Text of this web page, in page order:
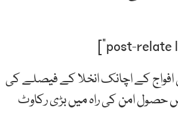
افواج کے اچانک انخلا کے فیصلے کی
حصول امن کی راہ میں بڑی رکاوٹ